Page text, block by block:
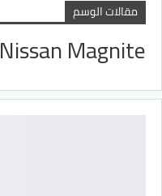
مقالات الوسم
Nissan Magnite